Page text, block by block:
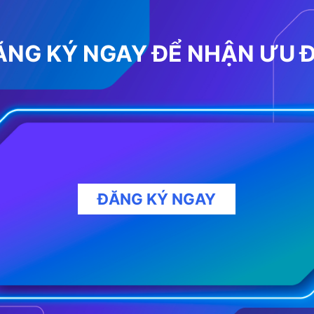
KÝ NGAY ĐỂ NHẬN ƯU
ĐĂNG KÝ NGAY